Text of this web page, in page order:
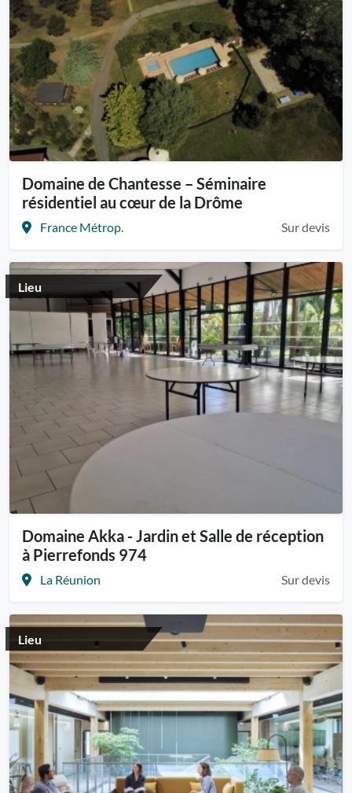
Domaine de Chantesse – Séminaire
résidentiel au cœur de la Drôme
France Métrop. Sur devis
Lieu
Domaine Akka - Jardin et Salle de réception
à Pierrefonds 974
La Réunion Sur devis
Lieu